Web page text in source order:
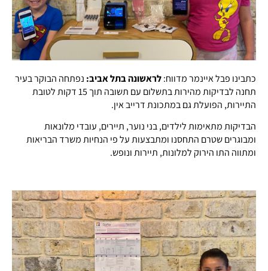
כתבינו פבל איינמר מדווח:לראשונה בתל אביב: נפתחה הבוקר בעיר
תחנה לבדיקות מהירות בתשלום עם תשובה תוך 15 דקות לטובת
התיירות, הפועלת גם במתכונת דרייב אין.
הבדיקות מתאימות לילדים, בני נוער, תיירים, עובדי מלונאות
ומבוגרים שטרם התחסנו ומתבצעות על פי הנחיות משרד הבריאות
ומתווה התו הירוק למלונות, תיירות ונופש.